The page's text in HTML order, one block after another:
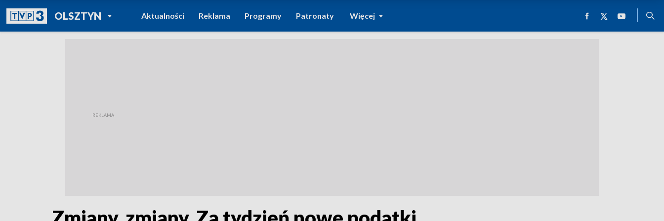
OLSZTYNPOWRÓT DO
TVP REGIONY
Aktualności Reklama Programy Patronaty Więcej